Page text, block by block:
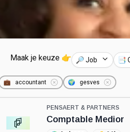
Maak je keuze 👉 🔎 Job 📑
💼 accountant 🌍 gesves
PENSAERT & PARTNERS
Comptable Medior